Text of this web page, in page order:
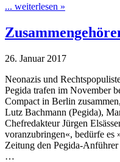
... weiterlesen »
26. Januar 2017
Neonazis und
Pegida trafen im November
Compact in Berlin
Lutz Bachmann (Pegida),
Chefredakteur Jürgen
voranzubringen«, bedürfe es
Zeitung den Pegida-
…